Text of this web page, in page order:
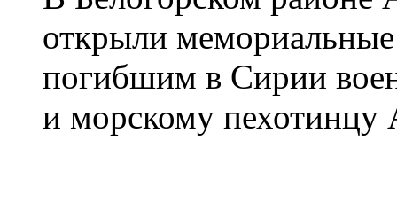
открыли
погибшим в Сирии
и морскому пехотинцу